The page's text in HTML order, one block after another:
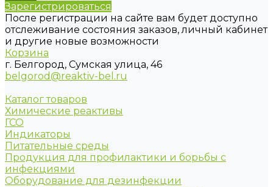
Зарегистрироваться
После регистрации на сайте вам будет доступно
отслеживание состояния заказов, личный кабинет
и другие новые возможности
Корзина
г. Белгород, Сумская улица, 46
belgorod@reaktiv-bel.ru
Каталог товаров
Химические реактивы
ГСО
Индикаторы
Питательные среды
Продукция для профилактики и борьбы с
инфекциями
Оборудование для дезинфекции